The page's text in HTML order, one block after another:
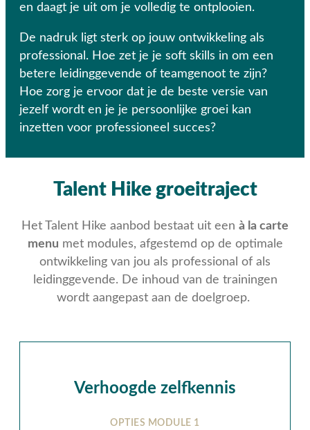
en daagt je uit om je volledig te ontplooien.
De nadruk ligt sterk op jouw ontwikkeling als
professional. Hoe zet je je soft skills in om een
betere leidinggevende of teamgenoot te zijn?
Hoe zorg je ervoor dat je de beste versie van
jezelf wordt en je je persoonlijke groei kan
inzetten voor professioneel succes?
Talent Hike groeitraject
Het Talent Hike aanbod bestaat uit een à la carte
menu met modules, afgestemd op de optimale
ontwikkeling van jou als professional of als
leidinggevende. De inhoud van de trainingen
wordt aangepast aan de doelgroep.
Verhoogde zelfkennis
OPTIES MODULE 1